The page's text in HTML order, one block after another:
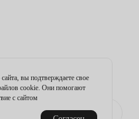
вы подтверждаете свое
cookie. Они помогают
с сайтом